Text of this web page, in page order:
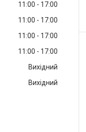
11:00
17:00
11:00
17:00
11:00
17:00
11:00
17:00
Вихідний
Вихідний